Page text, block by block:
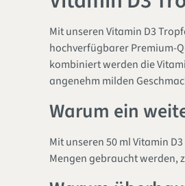
Mit unseren Vitamin D3
hochverfügbarer Premium-
kombiniert werden die
angenehm milden
Warum ein
Mit unseren 50 ml Vitamin
Mengen gebraucht werden,